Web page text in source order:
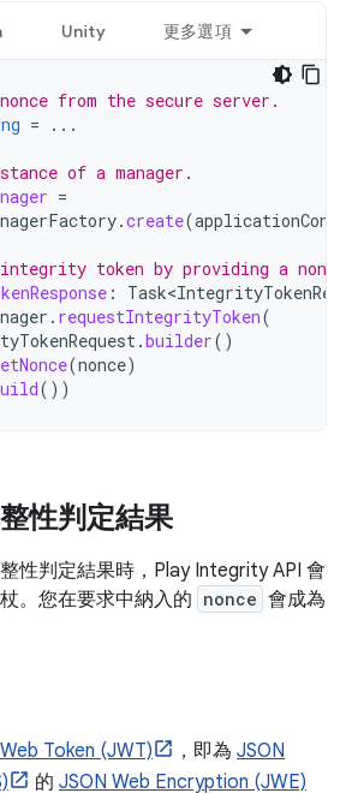
Unity 更多選項
from the secure server.
= ...
of a manager.
=
.create(
token by providing a
:
. requestIntegrityToken(
.builder()
(nonce)
())
性判定結果
性判定結果時，Play Integrity API 會
。您在要求中納入的 nonce 會成為
Token (JWT) ，即為 JSON
的 JSON Web Encryption (JWE)